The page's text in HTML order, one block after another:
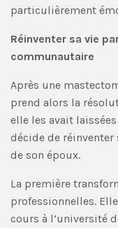
particulièrement
Réinventer sa vie
communautaire
Après une
prend alors la
elle les avait
décide de réinventer
de son époux.
La première
professionnelles.
cours à l’université